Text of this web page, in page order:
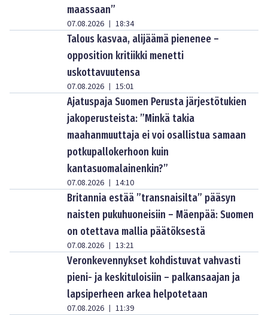
maassaan”
07.08.2026 | 18:34
Talous kasvaa, alijäämä pienenee –
opposition kritiikki menetti
uskottavuutensa
07.08.2026 | 15:01
Ajatuspaja Suomen Perusta järjestötukien
jakoperusteista: ”Minkä takia
maahanmuuttaja ei voi osallistua samaan
potkupallokerhoon kuin
kantasuomalainenkin?”
07.08.2026 | 14:10
Britannia estää ”transnaisilta” pääsyn
naisten pukuhuoneisiin – Mäenpää: Suomen
on otettava mallia päätöksestä
07.08.2026 | 13:21
Veronkevennykset kohdistuvat vahvasti
pieni- ja keskituloisiin – palkansaajan ja
lapsiperheen arkea helpotetaan
07.08.2026 | 11:39